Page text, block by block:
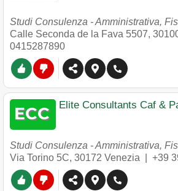
Studi Consulenza - Amministrativa,
Calle Seconda de la Fava 5507,
0415287890
Elite Consultants Caf &
Studi Consulenza - Amministrativa,
Via Torino 5C, 30172 Venezia +39